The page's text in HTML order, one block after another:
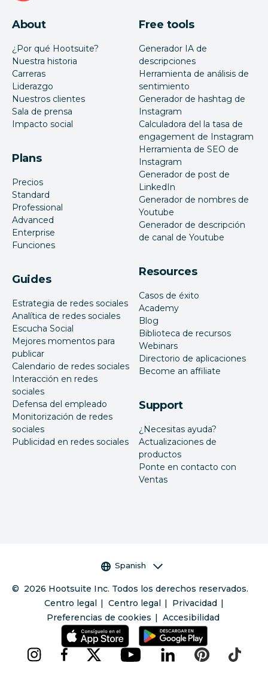
About
¿Por qué Hootsuite?
Nuestra historia
Carreras
Liderazgo
Nuestros clientes
Sala de prensa
Impacto social
Plans
Precios
Standard
Professional
Advanced
Enterprise
Funciones
Guides
Estrategia de redes sociales
Analítica de redes sociales
Escucha Social
Mejores momentos para
publicar
Calendario de redes sociales
Interacción en redes
sociales
Defensa del empleado
Monitorización de redes
sociales
Publicidad en redes sociales
Free tools
Generador IA de
descripciones
Herramienta de análisis de
sentimiento
Generador de hashtag de
Instagram
Calculadora del la tasa de
engagement de Instagram
Herramienta de SEO de
Instagram
Generador de post de
LinkedIn
Generador de nombres de
Youtube
Generador de descripción
de canal de Youtube
Resources
Casos de éxito
Academy
Blog
Biblioteca de recursos
Webinars
Directorio de aplicaciones
Become an affiliate
Support
¿Necesitas ayuda?
Actualizaciones de
productos
Ponte en contacto con
Ventas
Selector de idioma
Spanish
© 2026 Hootsuite Inc. Todos los derechos reservados.
Centro legal
Centro legal
Privacidad
Preferencias de cookies
Accesibilidad